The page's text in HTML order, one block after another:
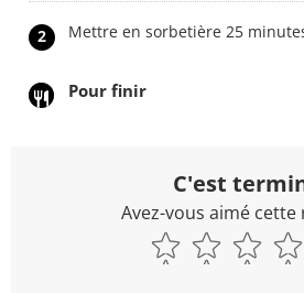
2 Mettre en sorbetière 25
Pour finir
C'est
Avez-vous aimé cette